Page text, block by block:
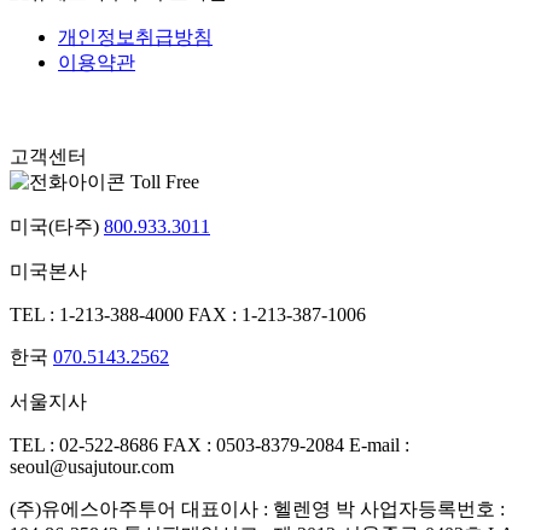
개인정보취급방침
이용약관
고객센터
Toll Free
미국(타주) 800.933.3011
미국본사
TEL : 1-213-388-4000 FAX : 1-213-387-1006
한국 070.5143.2562
서울지사
TEL : 02-522-8686 FAX : 0503-8379-2084 E-mail :
seoul@usajutour.com
(주)유에스아주투어 대표이사 : 헬렌영 박 사업자등록번호 :